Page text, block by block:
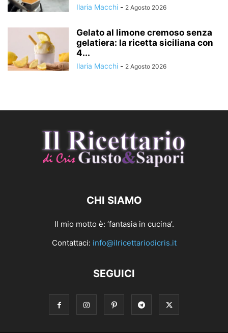
Ilaria Macchi - 2 Agosto 2026
Gelato al limone cremoso senza
gelatiera: la ricetta siciliana con
4...
Ilaria Macchi - 2 Agosto 2026
CHI SIAMO
Il mio motto è: ‘fantasia in cucina’.
Contattaci: info@ilricettariodicris.it
SEGUICI